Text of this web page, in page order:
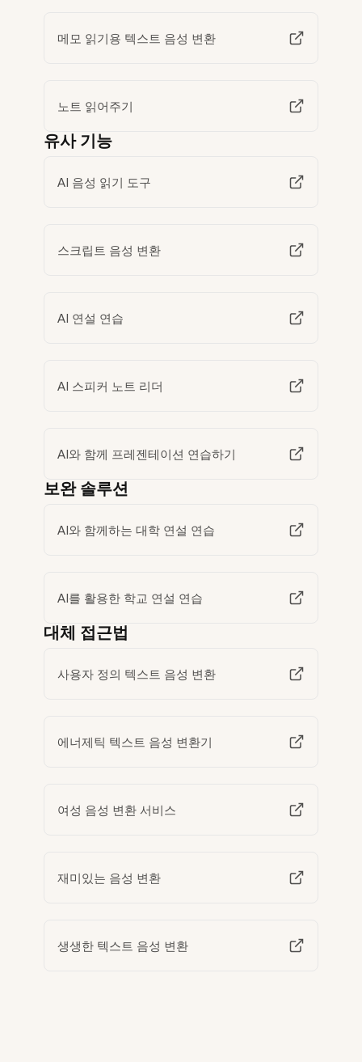
메모 읽기용 텍스트 음성 변환
노트 읽어주기
유사 기능
AI 음성 읽기 도구
스크립트 음성 변환
AI 연설 연습
AI 스피커 노트 리더
AI와 함께 프레젠테이션 연습하기
보완 솔루션
AI와 함께하는 대학 연설 연습
AI를 활용한 학교 연설 연습
대체 접근법
사용자 정의 텍스트 음성 변환
에너제틱 텍스트 음성 변환기
여성 음성 변환 서비스
재미있는 음성 변환
생생한 텍스트 음성 변환